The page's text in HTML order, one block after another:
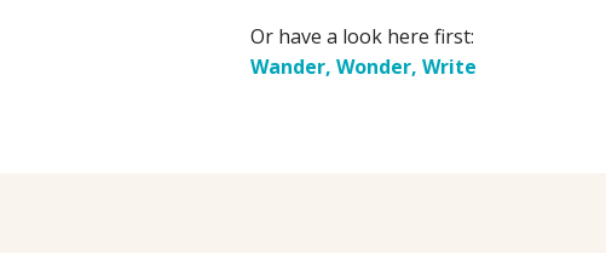
Or have a look here first:
Wander, Wonder, Write